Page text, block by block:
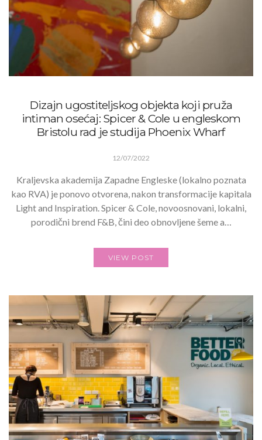
Dizajn ugostiteljskog objekta koji pruža
intiman osećaj: Spicer & Cole u engleskom
Bristolu rad je studija Phoenix Wharf
12/07/2022
Kraljevska akademija Zapadne Engleske (lokalno poznata
kao RVA) je ponovo otvorena, nakon transformacije kapitala
Light and Inspiration. Spicer & Cole, novoosnovani, lokalni,
porodični brend F&B, čini deo obnovljene šeme a…
VIEW POST